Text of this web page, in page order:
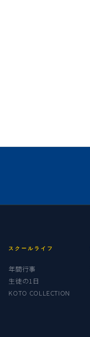
スクールライフ
年間行事
生徒の1日
KOTO COLLECTION